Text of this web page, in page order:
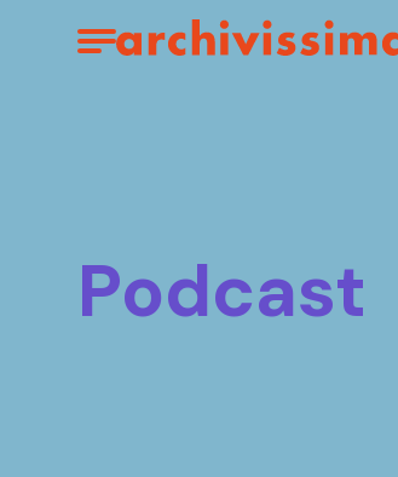
Home page
Apri il menu
podcast